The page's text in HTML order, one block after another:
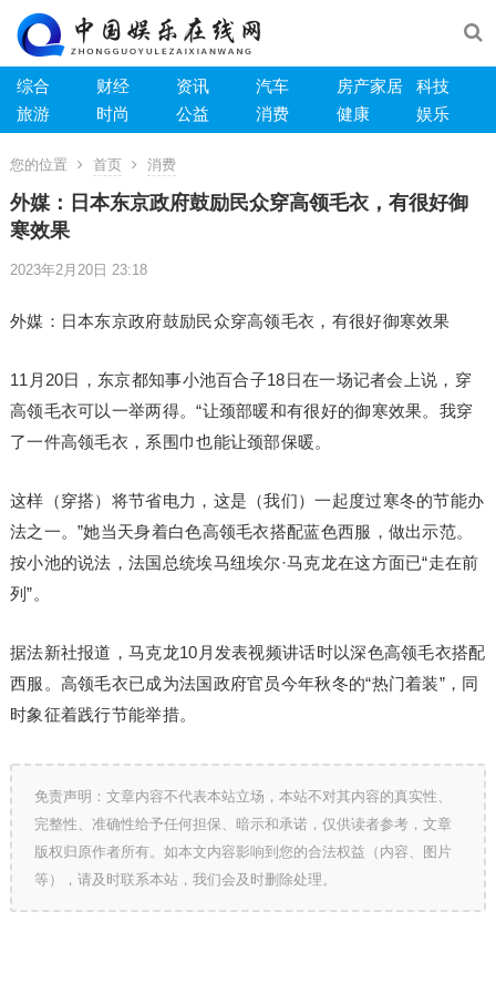
综合 财经 资讯 汽车 房产家居
科技
旅游
时尚 公益 消费 健康 娱乐
您的位置 首页 消费
外媒：日本东京政府鼓励民众穿高领毛衣，有很好御
寒效果
2023年2月20日 23:18
外媒：日本东京政府鼓励民众穿高领毛衣，有很好御寒效果
11月20日，东京都知事小池百合子18日在一场记者会上说，穿
高领毛衣可以一举两得。“让颈部暖和有很好的御寒效果。我穿
了一件高领毛衣，系围巾也能让颈部保暖。
这样（穿搭）将节省电力，这是（我们）一起度过寒冬的节能办
法之一。”她当天身着白色高领毛衣搭配蓝色西服，做出示范。
按小池的说法，法国总统埃马纽埃尔·马克龙在这方面已“走在前
列”。
据法新社报道，马克龙10月发表视频讲话时以深色高领毛衣搭配
西服。高领毛衣已成为法国政府官员今年秋冬的“热门着装”，同
时象征着践行节能举措。
免责声明：文章内容不代表本站立场，本站不对其内容的真实性、
完整性、准确性给予任何担保、暗示和承诺，仅供读者参考，文章
版权归原作者所有。如本文内容影响到您的合法权益（内容、图片
等），请及时联系本站，我们会及时删除处理。